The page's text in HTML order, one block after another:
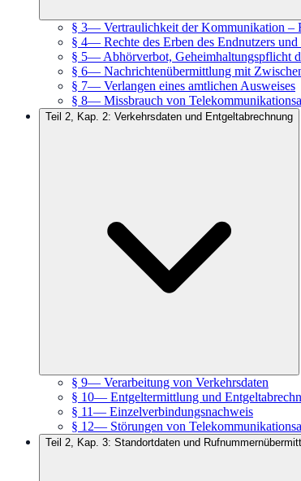
§ 3— Vertraulichkeit der Kommunikation –
§ 4— Rechte des Erben des Endnutzers
§ 5— Abhörverbot, Geheimhaltungspflicht
§ 6— Nachrichtenübermittlung mit
§ 7— Verlangen eines amtlichen Ausweises
§ 8— Missbrauch von
Teil 2, Kap. 2: Verkehrsdaten und Entgeltabrechnung
§ 9— Verarbeitung von Verkehrsdaten
§ 10— Entgeltermittlung und
§ 11— Einzelverbindungsnachweis
§ 12— Störungen von
Teil 2, Kap. 3: Standortdaten und